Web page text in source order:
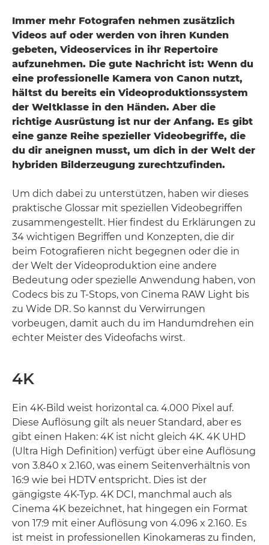
Immer mehr Fotografen nehmen zusätzlich
Videos auf oder werden von ihren Kunden
gebeten, Videoservices in ihr Repertoire
aufzunehmen. Die gute Nachricht ist: Wenn du
eine professionelle Kamera von Canon nutzt,
hältst du bereits ein Videoproduktionssystem
der Weltklasse in den Händen. Aber die
richtige Ausrüstung ist nur der Anfang. Es gibt
eine ganze Reihe spezieller Videobegriffe, die
du dir aneignen musst, um dich in der Welt der
hybriden Bilderzeugung zurechtzufinden.
Um dich dabei zu unterstützen, haben wir dieses
praktische Glossar mit speziellen Videobegriffen
zusammengestellt. Hier findest du Erklärungen zu
34 wichtigen Begriffen und Konzepten, die dir
beim Fotografieren nicht begegnen oder die in
der Welt der Videoproduktion eine andere
Bedeutung oder spezielle Anwendung haben, von
Codecs bis zu T-Stops, von Cinema RAW Light bis
zu Wide DR. So kannst du Verwirrungen
vorbeugen, damit auch du im Handumdrehen ein
echter Meister des Videofachs wirst.
4K
Ein 4K-Bild weist horizontal ca. 4.000 Pixel auf.
Diese Auflösung gilt als neuer Standard, aber es
gibt einen Haken: 4K ist nicht gleich 4K. 4K UHD
(Ultra High Definition) verfügt über eine Auflösung
von 3.840 x 2.160, was einem Seitenverhältnis von
16:9 wie bei HDTV entspricht. Dies ist der
gängigste 4K-Typ. 4K DCI, manchmal auch als
Cinema 4K bezeichnet, hat hingegen ein Format
von 17:9 mit einer Auflösung von 4.096 x 2.160. Es
ist meist in professionellen Kinokameras zu finden,